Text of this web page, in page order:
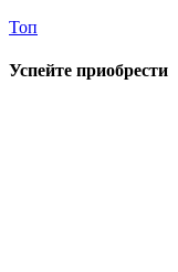
Топ
Успейте приобрести